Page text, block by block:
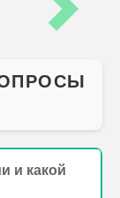
Next
и какой